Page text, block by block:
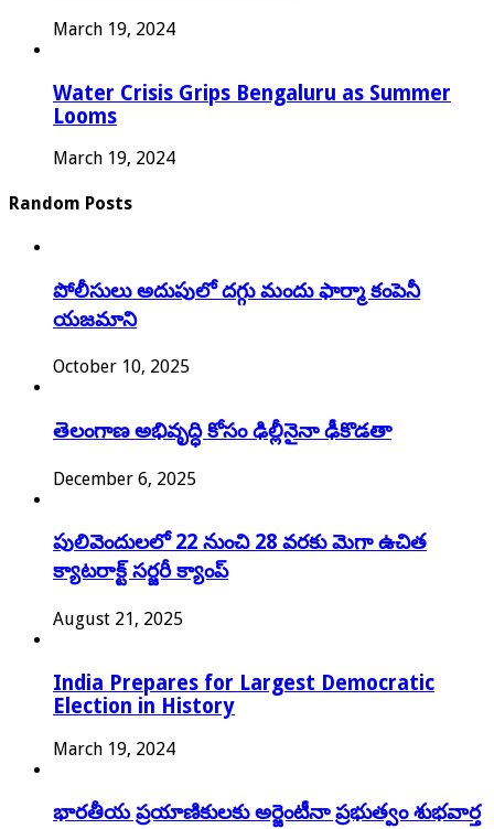
March 19, 2024
Water Crisis Grips Bengaluru as Summer
Looms
March 19, 2024
Random Posts
పోలీసులు అదుపులో దగ్గు మందు ఫార్మా కంపెనీ
యజమాని
October 10, 2025
తెలంగాణ అభివృద్ధి కోసం ఢిల్లీనైనా ఢీకొడతా
December 6, 2025
పులివెందులలో 22 నుంచి 28 వరకు మెగా ఉచిత
క్యాటరాక్ట్ సర్జరీ క్యాంప్
August 21, 2025
India Prepares for Largest Democratic
Election in History
March 19, 2024
భారతీయ ప్రయాణికులకు అర్జెంటీనా ప్రభుత్వం శుభవార్త